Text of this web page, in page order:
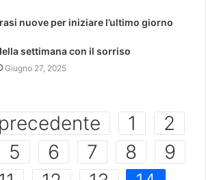
nuove per iniziare l’ultimo giorno
settimana con il sorriso
Giugno 27, 2025
1
2
5 6 7 8
9